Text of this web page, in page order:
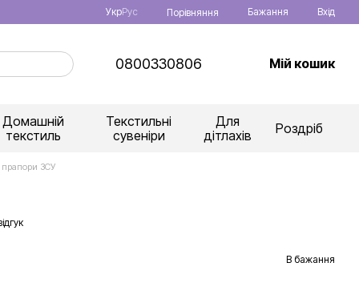
УкрРус Порівняння Бажання Вхід
0800330806 Мій кошик
Домашній
текстиль
Текстильні
сувеніри
Для
дітлахів
Роздріб
прапори ЗСУ
В бажання